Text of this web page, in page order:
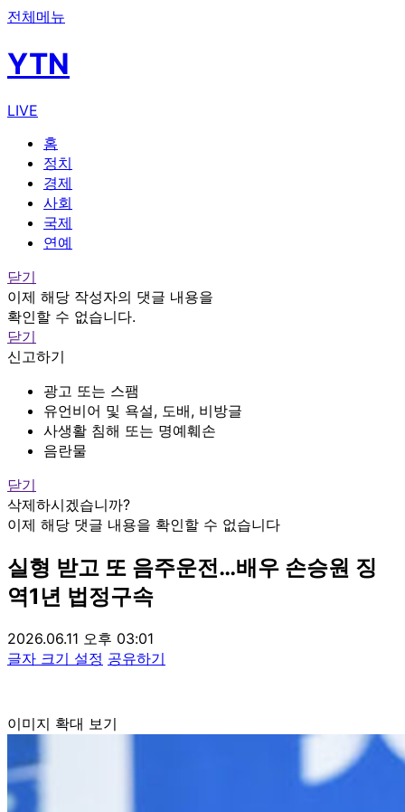
전체메뉴
YTN
LIVE
홈
정치
경제
사회
국제
연예
닫기
이제 해당 작성자의 댓글 내용을
확인할 수 없습니다.
닫기
신고하기
광고 또는 스팸
유언비어 및 욕설, 도배, 비방글
사생활 침해 또는 명예훼손
음란물
닫기
삭제하시겠습니까?
이제 해당 댓글 내용을 확인할 수 없습니다
실형 받고 또 음주운전…배우 손승원 징
역1년 법정구속
2026.06.11 오후 03:01
글자 크기 설정 공유하기
이미지 확대 보기